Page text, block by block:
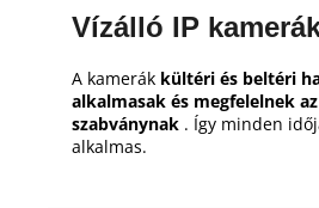
Vízálló IP
A kamerák kültéri és beltéri
alkalmasak és megfelelnek
szabványnak . Így minden
alkalmas.